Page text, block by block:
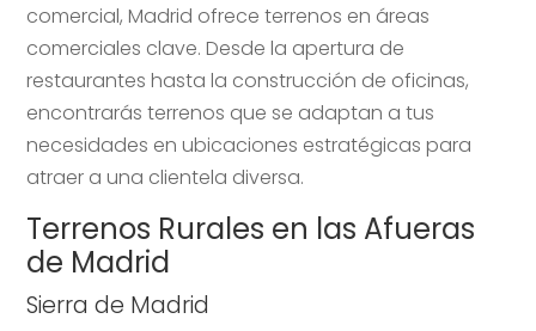
comercial, Madrid ofrece terrenos en áreas
comerciales clave. Desde la apertura de
restaurantes hasta la construcción de oficinas,
encontrarás terrenos que se adaptan a tus
necesidades en ubicaciones estratégicas para
atraer a una clientela diversa.
Terrenos Rurales en las Afueras
de Madrid
Sierra de Madrid